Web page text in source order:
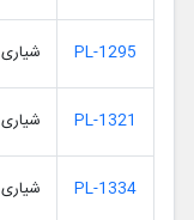
PL-1295 شیاری
PL-1321 شیاری
PL-1334 شیاری